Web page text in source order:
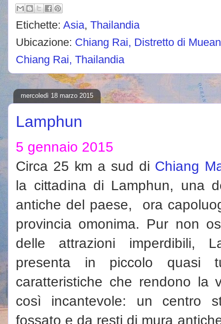
Etichette: Asia, Thailandia
Ubicazione: Chiang Rai, Distretto di
Chiang Rai, Thailandia
mercoledì 18 marzo 2015
Lamphun
5 gennaio 2015
Circa 25 km a sud di Chiang
la cittadina di Lamphun, una
antiche del paese, ora
provincia omonima. Pur non
delle attrazioni imperdibili,
presenta in piccolo quasi
caratteristiche che rendono la
così incantevole: un centro
fossato e da resti di mura